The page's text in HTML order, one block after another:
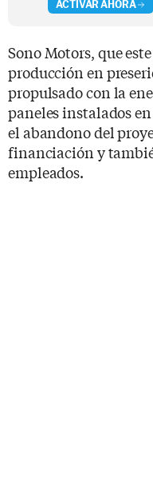
ACTIVAR AHORA
Sono Motors, que
producción en
propulsado con la
paneles instalados
el abandono del
financiación y
empleados.